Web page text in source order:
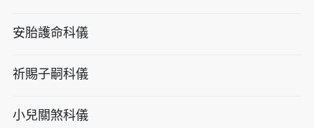
安胎護命科儀
祈賜子嗣科儀
小兒關煞科儀